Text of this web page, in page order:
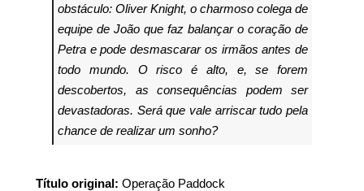
obstáculo: Oliver Knight, o charmoso colega de
equipe de João que faz balançar o coração de
Petra e pode desmascarar os irmãos antes de
todo mundo. O risco é alto, e, se forem
descobertos, as consequências podem ser
devastadoras. Será que vale arriscar tudo pela
chance de realizar um sonho?
Título original: Operação Paddock